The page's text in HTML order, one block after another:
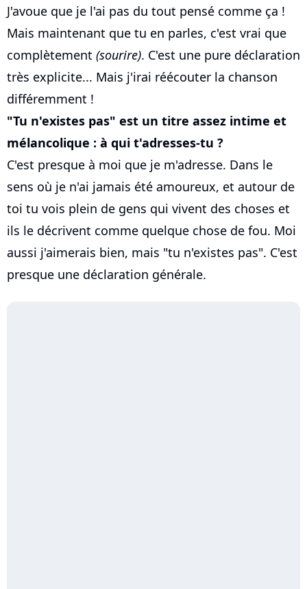
J'avoue que je l'ai pas du tout pensé comme ça !
Mais maintenant que tu en parles, c'est vrai que
complètement (sourire). C'est une pure déclaration
très explicite... Mais j'irai réécouter la chanson
différemment !
"Tu n'existes pas" est un titre assez intime et
mélancolique : à qui t'adresses-tu ?
C'est presque à moi que je m'adresse. Dans le
sens où je n'ai jamais été amoureux, et autour de
toi tu vois plein de gens qui vivent des choses et
ils le décrivent comme quelque chose de fou. Moi
aussi j'aimerais bien, mais "tu n'existes pas". C'est
presque une déclaration générale.